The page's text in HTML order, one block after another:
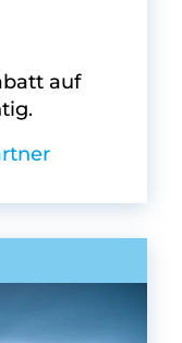
auf